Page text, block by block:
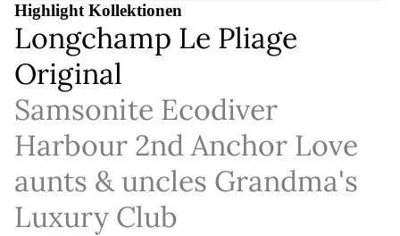
Highlight Kollektionen
Longchamp Le Pliage
Original
Samsonite Ecodiver
Harbour 2nd Anchor Love
aunts & uncles Grandma's
Luxury Club